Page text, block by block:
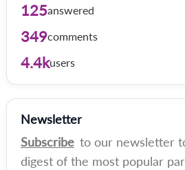
125answered
349comments
4.4kusers
Newsletter
Subscribe to our newsletter
digest of the most popular